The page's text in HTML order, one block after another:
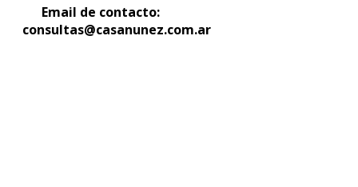
Email de contacto:
consultas@casanunez.com.ar